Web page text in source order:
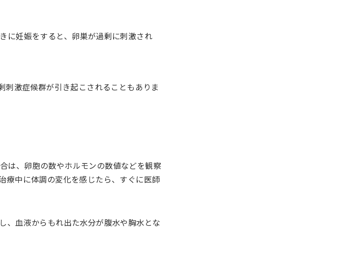
に妊娠をすると、卵巣が過剰に刺激され
刺激症候群が引き起こされることもありま
は、卵胞の数やホルモンの数値などを観察
療中に体調の変化を感じたら、すぐに医師
、血液からもれ出た水分が腹水や胸水とな